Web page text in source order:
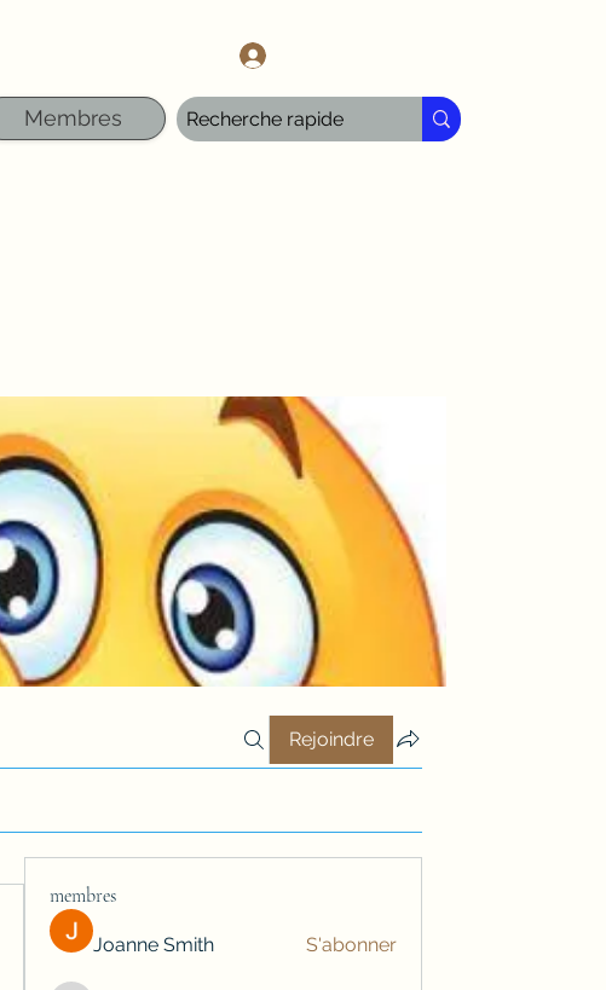
Membres
Rejoindre
membres
Joanne Smith S'abonner